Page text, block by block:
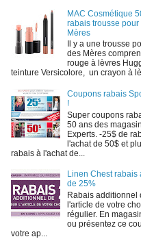
MAC Cosmétique
rabais trousse pour
Mères
Il y a une trousse
des Mères
rouge à lèvres
teinture Versicolore, un crayon à
Coupons rabais
!
Super coupons
50 ans des
Experts. -25$ de
l'achat de 50$ et
rabais à l'achat de...
Linen Chest rabais
de 25%
Rabais additionnel
l'article de votre
régulier. En
ou présentez ce
votre ap...